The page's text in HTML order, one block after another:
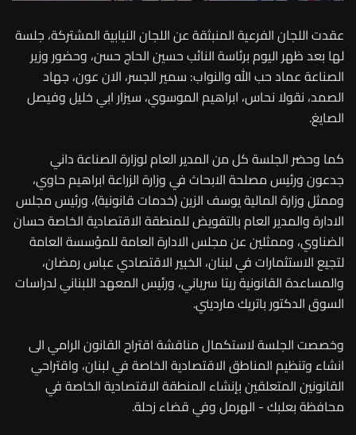
عقدت اللجان الفرعية المنبثقة عن اللجان النيابية المشتركة، جلسة
لها بعد ظهر اليوم برئاسة النائب حسين الحاج حسن، وحضور وزير
الصناعة عماد حب الله والنواب: سمير الجسر، الان عون، جهاد
الصمد، نقولا نحاس، ابراهيم الموسوي، سيزار ابي خليل وفيصل
الصايغ.
كما وحضر الجلسة كل من المدير العام لوزارة الصناعة داني
جدعون ورئيس مصلحة الابحاث في وزارة الزراعة ابراهيم حاوي،
وممثل وزارة المالية يوسف الزين (خدمات قانونية)، ورئيس مجلس
الادارة والمدير العام بالتفويض للمنطقة الاقتصادية الخاصة حسان
الضناوي، وممثلين عن مجلس الادارة العامة للمؤسسة العامة
لتجيع الاستثمارات في لبنان، الخبير الاقتصادي عباس رمضان،
والمساعدة القانونية ريتا سرياني، ورئيس المعهد اللبناني لدراسات
السوق الدكتور باتريك مارديني.
وخصصت الجلسة لاستكمال مناقشة اقتراح القانون الرامي الى
انشاء وتنظيم المناطق الاقتصادية الخاصة في لبنان، واقتراحي
القانونين المتعلقين بإنشاء المنطقة الاقتصادية الخاصة في
محافظة بعلبك - الهرمل وفي قضاء زحلة.